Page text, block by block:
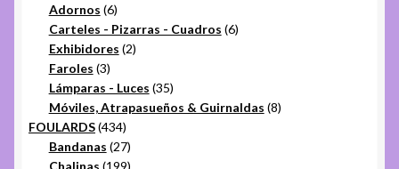
Adornos 66
productos
Carteles - Pizarras - Cuadros 66
Exhibidores 22
Faroles 33
productos
Lámparas - Luces 3535
productos
Móviles, Atrapasueños & Guirnaldas 88
FOULARDS 434434
productos
Bandanas 2727
productos
Chalinas 199199